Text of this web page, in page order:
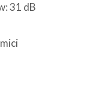
31 dB